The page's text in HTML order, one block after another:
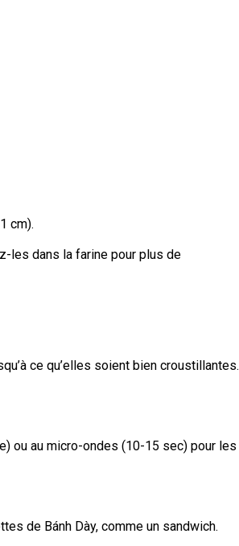
cm).
les dans la farine pour plus de
ce qu’elles soient bien croustillantes.
ou au micro-ondes (10-15 sec) pour les
de Bánh Dày, comme un sandwich.